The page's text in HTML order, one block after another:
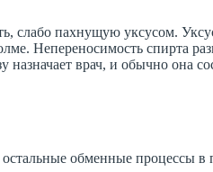
слабо пахнущую уксусом.
Непереносимость спирта
врач, и обычно она
обменные процессы в